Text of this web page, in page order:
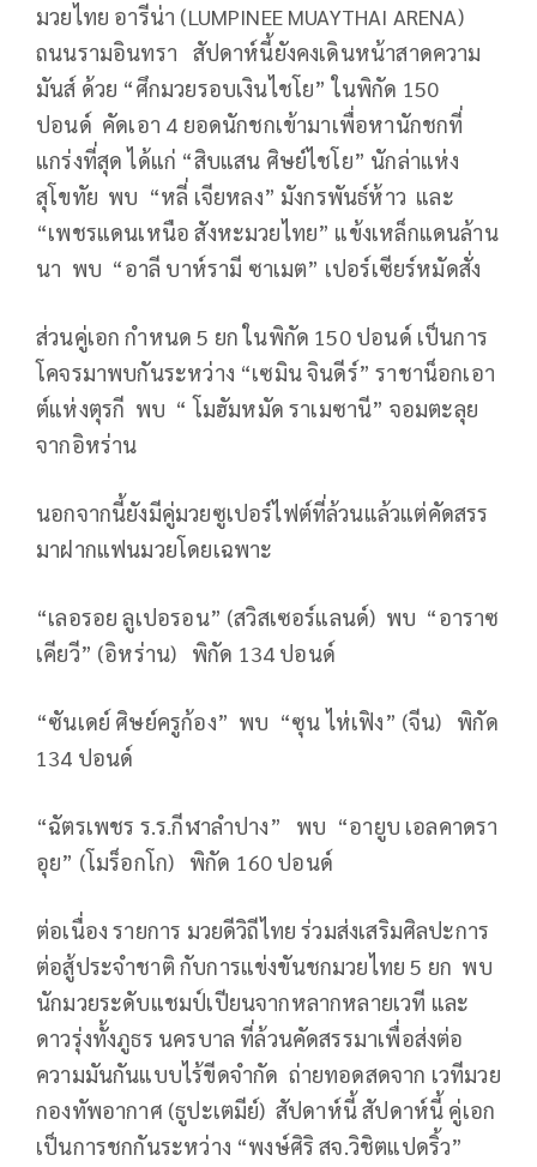
มวยไทย อารีน่า (LUMPINEE MUAYTHAI ARENA)
ถนนรามอินทรา สัปดาห์นี้ยังคงเดินหน้าสาดความ
มันส์ ด้วย “ศึกมวยรอบเงินไชโย” ในพิกัด 150
ปอนด์ คัดเอา 4 ยอดนักชกเข้ามาเพื่อหานักชกที่
แกร่งที่สุด ได้แก่ “สิบแสน ศิษย์ไชโย” นักล่าแห่ง
สุโขทัย พบ “หลี่ เจียหลง” มังกรพันธ์ห้าว และ
“เพชรแดนเหนือ สังหะมวยไทย” แข้งเหล็กแดนล้าน
นา พบ “อาลี บาห์รามี ซาเมต” เปอร์เซียร์หมัดสั่ง
ส่วนคู่เอก กำหนด 5 ยก ในพิกัด 150 ปอนด์ เป็นการ
โคจรมาพบกันระหว่าง “เซมิน จินดีร์” ราชาน็อกเอา
ต์แห่งตุรกี พบ “ โมฮัมหมัด ราเมซานี” จอมตะลุย
จากอิหร่าน
นอกจากนี้ยังมีคู่มวยซูเปอร์ไฟต์ที่ล้วนแล้วแต่คัดสรร
มาฝากแฟนมวยโดยเฉพาะ
“เลอรอย ลูเปอรอน” (สวิสเซอร์แลนด์) พบ “อาราซ
เคียวี” (อิหร่าน) พิกัด 134 ปอนด์
“ซันเดย์ ศิษย์ครูก้อง” พบ “ซุน ไห่เฟิง” (จีน) พิกัด
134 ปอนด์
“ฉัตรเพชร ร.ร.กีฬาลำปาง” พบ “อายูบ เอลคาดรา
อุย” (โมร็อกโก) พิกัด 160 ปอนด์
ต่อเนื่อง รายการ มวยดีวิถีไทย ร่วมส่งเสริมศิลปะการ
ต่อสู้ประจำชาติ กับการแข่งขันชกมวยไทย 5 ยก พบ
นักมวยระดับแชมป์เปียนจากหลากหลายเวที และ
ดาวรุ่งทั้งภูธร นครบาล ที่ล้วนคัดสรรมาเพื่อส่งต่อ
ความมันกันแบบไร้ขีดจำกัด ถ่ายทอดสดจาก เวทีมวย
กองทัพอากาศ (ธูปะเตมีย์) สัปดาห์นี้ สัปดาห์นี้ คู่เอก
เป็นการชกกันระหว่าง “พงษ์ศิริ สจ.วิชิตแปดริ้ว”